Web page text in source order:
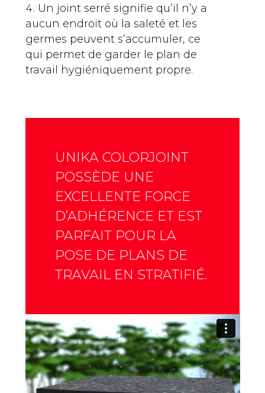
Un joint serré signifie qu’il n’y a
aucun endroit où la saleté et les
germes peuvent s’accumuler, ce
qui permet de garder le plan de
travail hygiéniquement propre.
UNIKA COLORJOINT
POSSÈDE UNE
EXCELLENTE FORCE
D’ADHÉRENCE ET EST
PARFAIT POUR LA
POSE DE PLANS DE
TRAVAIL EN STRATIFIÉ.